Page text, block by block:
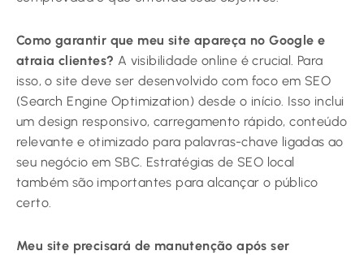
Como garantir que meu site apareça no Google e
atraia clientes? A visibilidade online é crucial. Para
isso, o site deve ser desenvolvido com foco em SEO
(Search Engine Optimization) desde o início. Isso inclui
um design responsivo, carregamento rápido, conteúdo
relevante e otimizado para palavras-chave ligadas ao
seu negócio em SBC. Estratégias de SEO local
também são importantes para alcançar o público
certo.
Meu site precisará de manutenção após ser